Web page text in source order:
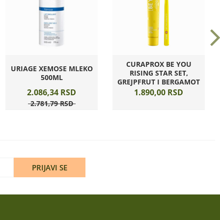
URIAGE XEMOSE MLEKO
500ML
2.086,34 RSD
2.781,79 RSD
CURAPROX BE YOU
RISING STAR SET,
GREJPFRUT I BERGAMOT
1.890,00 RSD
PRIJAVI SE